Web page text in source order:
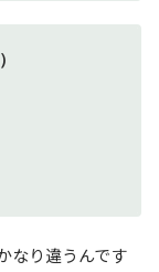
なり違うんです